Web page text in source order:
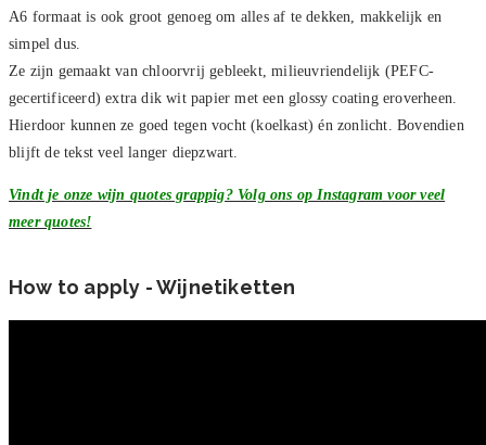
A6 formaat is ook groot genoeg om alles af te dekken, makkelijk en
simpel dus.
Ze zijn gemaakt van chloorvrij gebleekt, milieuvriendelijk (PEFC-
gecertificeerd) extra dik wit papier met een glossy coating eroverheen.
Hierdoor kunnen ze goed tegen vocht (koelkast) én zonlicht. Bovendien
blijft de tekst veel langer diepzwart.
Vindt je onze wijn quotes grappig? Volg ons op Instagram voor veel
meer quotes!
How to apply - Wijnetiketten